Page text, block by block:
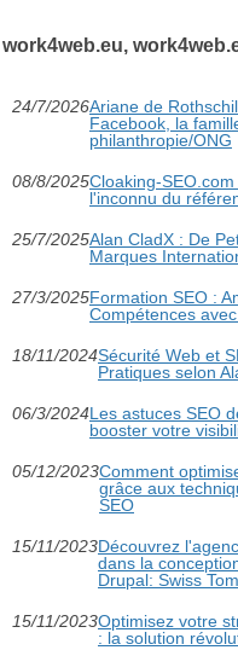
work4web.eu,
24/7/2026Ariane de
Facebook, la
philanthropie/ONG
08/8/2025Cloaking-
l'inconnu du
25/7/2025Alan CladX : De
Marques
27/3/2025Formation SEO :
Compétences
18/11/2024Sécurité Web et
Pratiques selon
06/3/2024Les astuces SEO
booster votre
05/12/2023Comment
grâce aux
SEO
15/11/2023Découvrez
dans la
Drupal: Swiss
15/11/2023Optimisez votre
: la solution